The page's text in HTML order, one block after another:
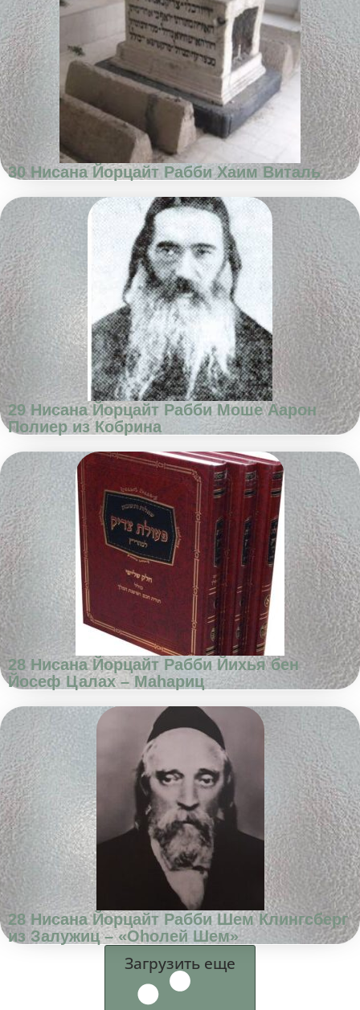
30 Нисана Йорцайт Рабби Хаим Виталь
29 Нисана Йорцайт Рабби Моше Аарон
Полиер из Кобрина
28 Нисана Йорцайт Рабби Йихья бен
Йосеф Цалах – Маhариц
28 Нисана Йорцайт Рабби Шем Клингсберг
из Залужиц – «Оhолей Шем»
Загрузить еще